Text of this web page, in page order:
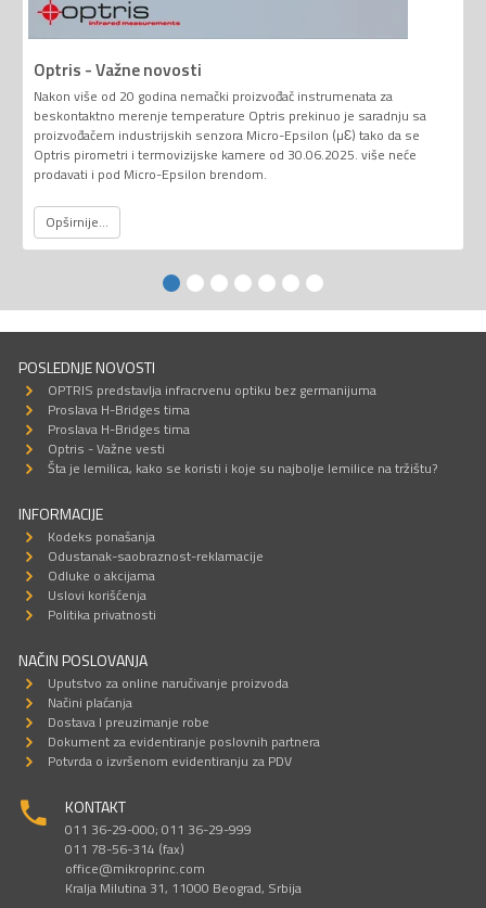
Optris - Važne novosti
Nakon više od 20 godina nemački proizvođač instrumenata za
beskontaktno merenje temperature Optris prekinuo je saradnju sa
proizvođačem industrijskih senzora Micro-Epsilon (µƐ) tako da se
Optris pirometri i termovizijske kamere od 30.06.2025. više neće
prodavati i pod Micro-Epsilon brendom.
Opširnije...
POSLEDNJE NOVOSTI
OPTRIS predstavlja infracrvenu optiku bez germanijuma
Proslava H-Bridges tima
Proslava H-Bridges tima
Optris - Važne vesti
Šta je lemilica, kako se koristi i koje su najbolje lemilice na tržištu?
INFORMACIJE
Kodeks ponašanja
Odustanak-saobraznost-reklamacije
Odluke o akcijama
Uslovi korišćenja
Politika privatnosti
NAČIN POSLOVANJA
Uputstvo za online naručivanje proizvoda
Načini plaćanja
Dostava I preuzimanje robe
Dokument za evidentiranje poslovnih partnera
Potvrda o izvršenom evidentiranju za PDV
KONTAKT
011 36-29-000; 011 36-29-999
011 78-56-314 (fax)
office@mikroprinc.com
Kralja Milutina 31, 11000 Beograd, Srbija